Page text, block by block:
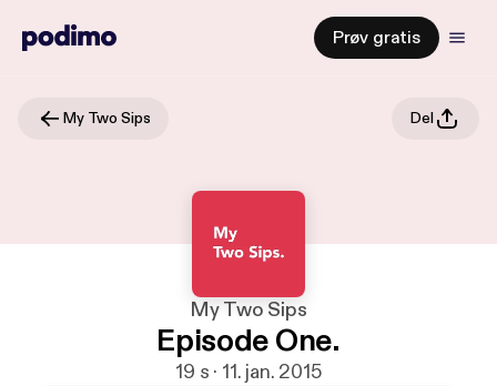
Prøv gratis
My Two Sips Del
My Two Sips
Episode One.
19 s · 11. jan. 2015